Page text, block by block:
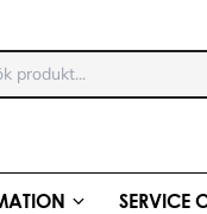
SERVICE